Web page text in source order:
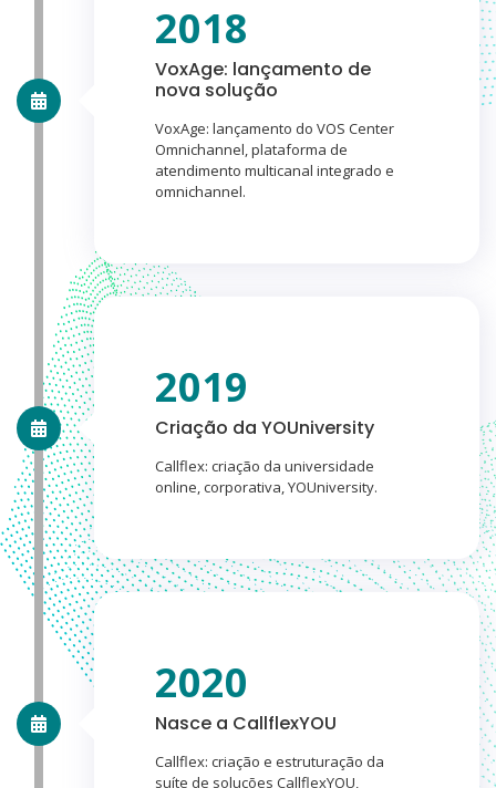
2018
VoxAge: lançamento de
nova solução
VoxAge: lançamento do VOS Center
Omnichannel, plataforma de
atendimento multicanal integrado e
omnichannel.
2019
Criação da YOUniversity
Callflex: criação da universidade
online, corporativa, YOUniversity.
2020
Nasce a CallflexYOU
Callflex: criação e estruturação da
suíte de soluções CallflexYOU,